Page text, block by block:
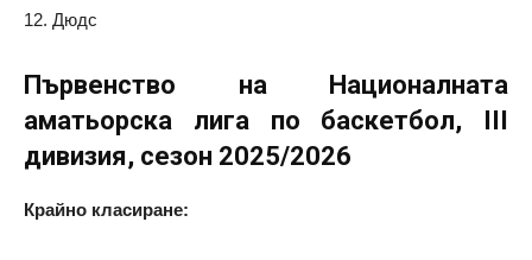
12. Дюдс
Първенство на Националната
аматьорска лига по баскетбол, III
дивизия, сезон 2025/2026
Крайно класиране: